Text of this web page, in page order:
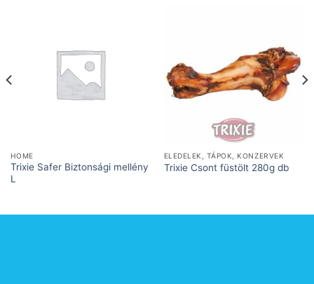
HOME
Trixie Safer Biztonsági mellény
L
ELEDELEK, TÁPOK, KONZERVEK
Trixie Csont füstölt 280g db